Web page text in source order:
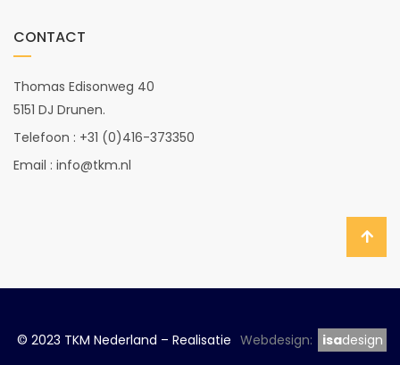
CONTACT
Thomas Edisonweg 40
5151 DJ Drunen.
Telefoon : +31 (0)416-373350
Email : info@tkm.nl
© 2023 TKM Nederland – Realisatie Webdesign: isadesign
isa
design